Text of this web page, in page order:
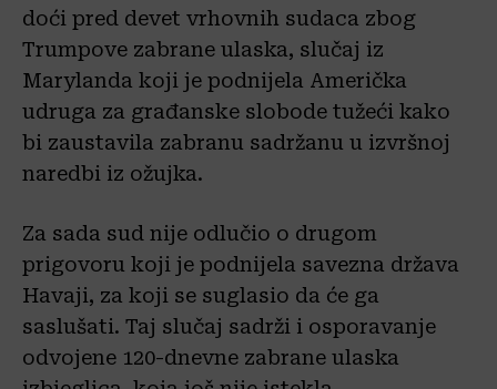
doći pred devet vrhovnih sudaca zbog
Trumpove zabrane ulaska, slučaj iz
Marylanda koji je podnijela Američka
udruga za građanske slobode tužeći kako
bi zaustavila zabranu sadržanu u izvršnoj
naredbi iz ožujka.
Za sada sud nije odlučio o drugom
prigovoru koji je podnijela savezna država
Havaji, za koji se suglasio da će ga
saslušati. Taj slučaj sadrži i osporavanje
odvojene 120-dnevne zabrane ulaska